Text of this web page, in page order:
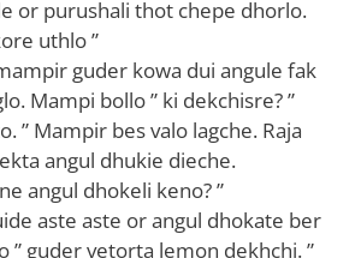
or purushali thot chepe dhorlo.
uthlo ”
guder kowa dui angule fak
Mampi bollo ” ki dekchisre? ”
” Mampir bes valo lagche. Raja
angul dhukie dieche.
angul dhokeli keno? ”
aste aste or angul dhokate ber
” guder vetorta lemon dekhchi. ”